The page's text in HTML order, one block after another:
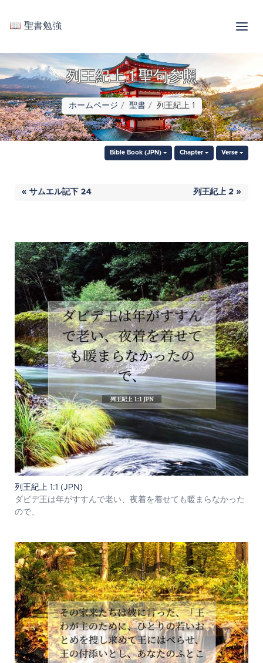
📖 聖書勉強
列王紀上 1 聖句参照
ホームページ 聖書 列王紀上 1
Bible Book (JPN) Chapter Verse
« サムエル記下 24 列王紀上 2 »
列王紀上 1:1 (JPN)
ダビデ王は年がすすんで老い、夜着を着せても暖まらなかった
ので、